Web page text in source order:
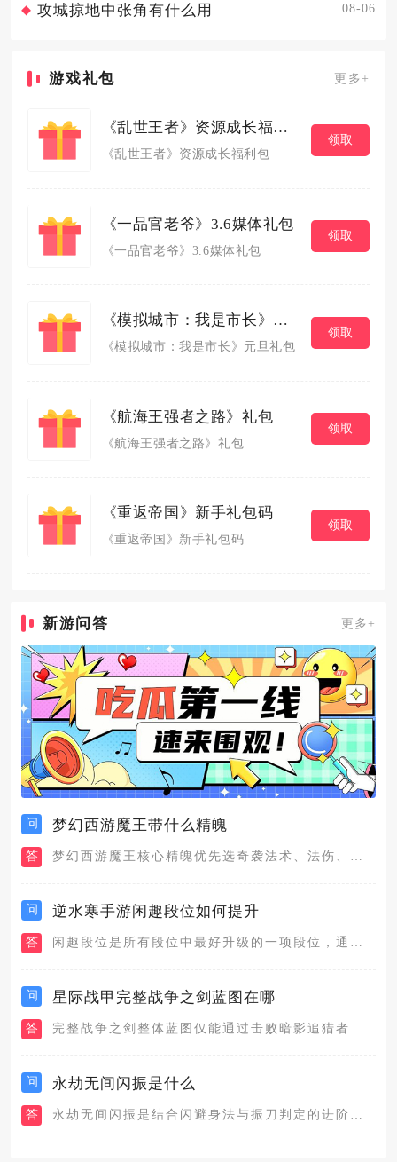
攻城掠地中张角有什么用 08-06
游戏礼包 更多+
《乱世王者》资源成长福利包
《乱世王者》资源成长福利包
领取
《一品官老爷》3.6媒体礼包
《一品官老爷》3.6媒体礼包
领取
《模拟城市：我是市长》元旦礼包
《模拟城市：我是市长》元旦礼包
领取
《航海王强者之路》礼包
《航海王强者之路》礼包
领取
《重返帝国》新手礼包码
《重返帝国》新手礼包码
领取
新游问答 更多+
问 梦幻西游魔王带什么精魄
答
问 逆水寒手游闲趣段位如何提升
答
问 星际战甲完整战争之剑蓝图在哪
答
问 永劫无间闪振是什么
答